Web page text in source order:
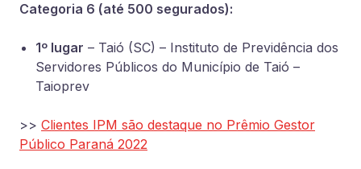
Categoria 6 (até 500 segurados):
1º lugar – Taió (SC) – Instituto de Previdência dos
Servidores Públicos do Município de Taió –
Taioprev
>> Clientes IPM são destaque no Prêmio Gestor
Público Paraná 2022